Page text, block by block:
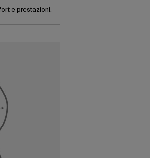
e prestazioni.